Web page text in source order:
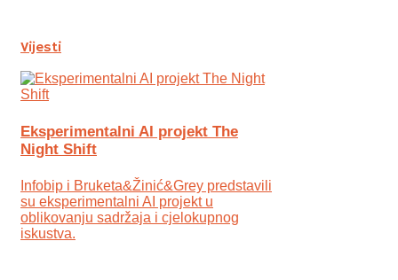
Vijesti
Eksperimentalni AI projekt The
Night Shift
Infobip i Bruketa&Žinić&Grey predstavili
su eksperimentalni AI projekt u
oblikovanju sadržaja i cjelokupnog
iskustva.